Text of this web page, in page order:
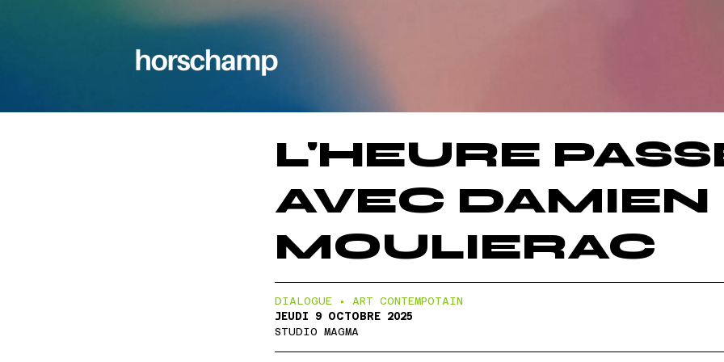
L'HEURE
AVEC DAMIEN
MOULIERAC
DIALOGUE • ART CONTEMPOTAIN
JEUDI 9 OCTOBRE 2025
STUDIO MAGMA